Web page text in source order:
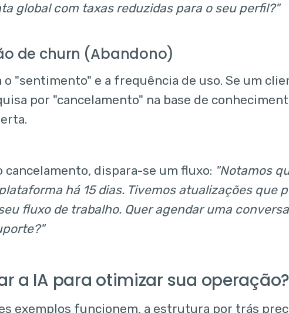
global com taxas reduzidas para o seu perfil?"
de churn (Abandono)
o "sentimento" e a frequência de uso. Se um
por "cancelamento" na base de
cancelamento, dispara-se um fluxo: "Notamos
há 15 dias. Tivemos atualizações que
fluxo de trabalho. Quer agendar uma
a IA para otimizar sua operação?
exemplos funcionem, a estrutura por trás